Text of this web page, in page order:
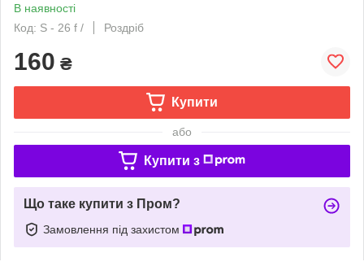
В наявності
Код: S - 26 f /
Роздріб
160 ₴
Купити
або
Купити з
Що таке купити з Пром?
Замовлення під захистом